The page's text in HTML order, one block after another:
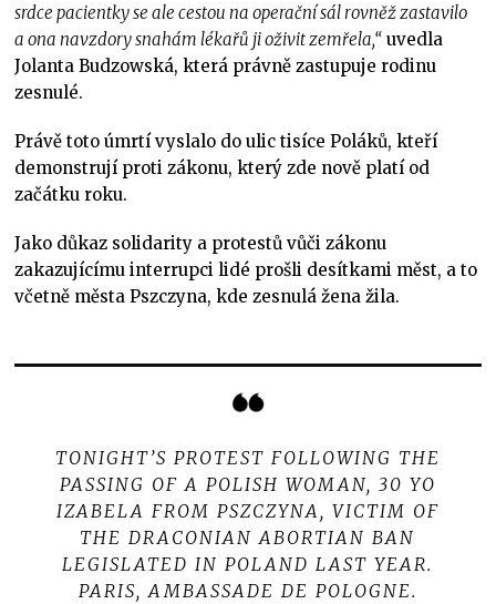
srdce pacientky se ale cestou na operační sál rovněž zastavilo
a ona navzdory snahám lékařů ji oživit zemřela,“ uvedla
Jolanta Budzowská, která právně zastupuje rodinu
zesnulé.
Právě toto úmrtí vyslalo do ulic tisíce Poláků, kteří
demonstrují proti zákonu, který zde nově platí od
začátku roku.
Jako důkaz solidarity a protestů vůči zákonu
zakazujícímu interrupci lidé prošli desítkami měst, a to
včetně města Pszczyna, kde zesnulá žena žila.
TONIGHT’S PROTEST FOLLOWING THE
PASSING OF A POLISH WOMAN, 30 YO
IZABELA FROM PSZCZYNA, VICTIM OF
THE DRACONIAN ABORTIAN BAN
LEGISLATED IN POLAND LAST YEAR.
PARIS, AMBASSADE DE POLOGNE.